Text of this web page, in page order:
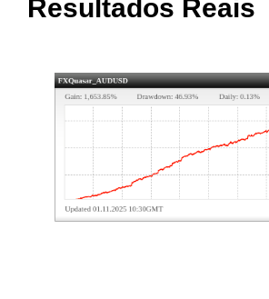
Resultados Reais